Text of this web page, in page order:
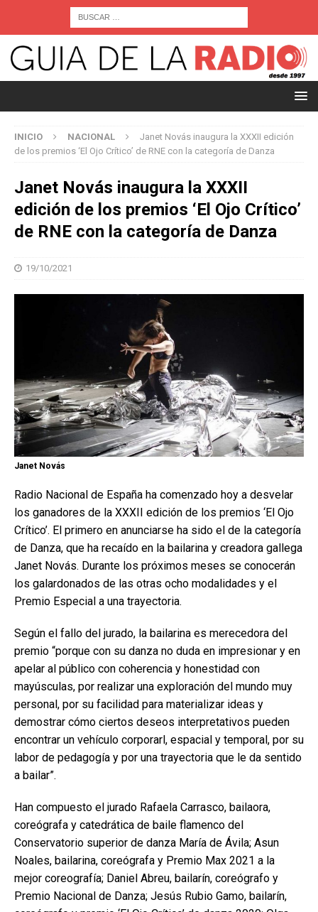
INICIO NACIONAL
Janet Novás inaugura la XXXII edición
de los premios ‘El Ojo Crítico’ de RNE con la categoría de Danza
Janet Novás inaugura la XXXII
edición de los premios ‘El Ojo Crítico’
de RNE con la categoría de Danza
19/10/2021
Janet Novás
Radio Nacional de España ha comenzado hoy a desvelar
los ganadores de la XXXII edición de los premios ‘El Ojo
Crítico’. El primero en anunciarse ha sido el de la categoría
de Danza, que ha recaído en la bailarina y creadora gallega
Janet Novás. Durante los próximos meses se conocerán
los galardonados de las otras ocho modalidades y el
Premio Especial a una trayectoria.
Según el fallo del jurado, la bailarina es merecedora del
premio “porque con su danza no duda en impresionar y en
apelar al público con coherencia y honestidad con
mayúsculas, por realizar una exploración del mundo muy
personal, por su facilidad para materializar ideas y
demostrar cómo ciertos deseos interpretativos pueden
encontrar un vehículo corporarl, espacial y temporal, por su
labor de pedagogía y por una trayectoria que le da sentido
a bailar”.
Han compuesto el jurado Rafaela Carrasco, bailaora,
coreógrafa y catedrática de baile flamenco del
Conservatorio superior de danza María de Ávila; Asun
Noales, bailarina, coreógrafa y Premio Max 2021 a la
mejor coreografía; Daniel Abreu, bailarín, coreógrafo y
Premio Nacional de Danza; Jesús Rubio Gamo, bailarín,